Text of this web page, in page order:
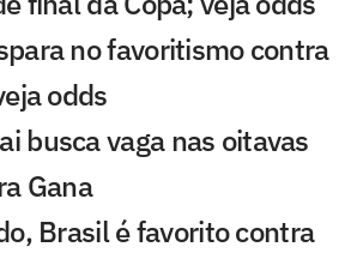
no favoritismo contra
odds
busca vaga nas oitavas
Gana
Brasil é favorito contra